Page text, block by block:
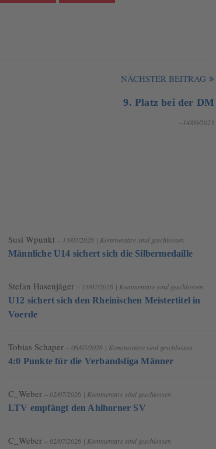
NÄCHSTER BEITRAG
9. Platz bei der DM
–14/09/2023
Susi Wpunkt – 13/07/2026 | Kommentare sind geschlossen
Männliche U14 sichert sich die Silbermedaille
Stefan Hasenjäger – 13/07/2026 | Kommentare sind geschlossen
U12 sichert sich den Rheinischen Meistertitel in
Voerde
Tobias Schaper – 06/07/2026 | Kommentare sind geschlossen
4:0 Punkte für die Verbandsliga Männer
C_Weber – 02/07/2026 | Kommentare sind geschlossen
LTV empfängt den Ahlhorner SV
C_Weber – 02/07/2026 | Kommentare sind geschlossen